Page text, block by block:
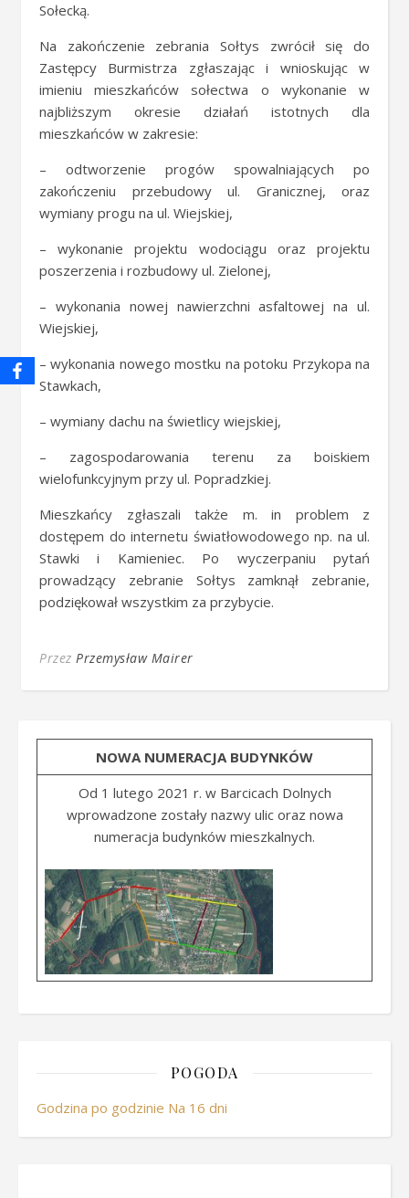
Sołecką.
Na zakończenie zebrania Sołtys zwrócił się do
Zastępcy Burmistrza zgłaszając i wnioskując w
imieniu mieszkańców sołectwa o wykonanie w
najbliższym okresie działań istotnych dla
mieszkańców w zakresie:
– odtworzenie progów spowalniających po
zakończeniu przebudowy ul. Granicznej, oraz
wymiany progu na ul. Wiejskiej,
– wykonanie projektu wodociągu oraz projektu
poszerzenia i rozbudowy ul. Zielonej,
– wykonania nowej nawierzchni asfaltowej na ul.
Wiejskiej,
– wykonania nowego mostku na potoku Przykopa na
Stawkach,
– wymiany dachu na świetlicy wiejskiej,
– zagospodarowania terenu za boiskiem
wielofunkcyjnym przy ul. Popradzkiej.
Mieszkańcy zgłaszali także m. in problem z
dostępem do internetu światłowodowego np. na ul.
Stawki i Kamieniec. Po wyczerpaniu pytań
prowadzący zebranie Sołtys zamknął zebranie,
podziękował wszystkim za przybycie.
Przez Przemysław Mairer
NOWA NUMERACJA BUDYNKÓW
Od 1 lutego 2021 r. w Barcicach Dolnych
wprowadzone zostały nazwy ulic oraz nowa
numeracja budynków mieszkalnych.
POGODA
Godzina po godzinie Na 16 dni